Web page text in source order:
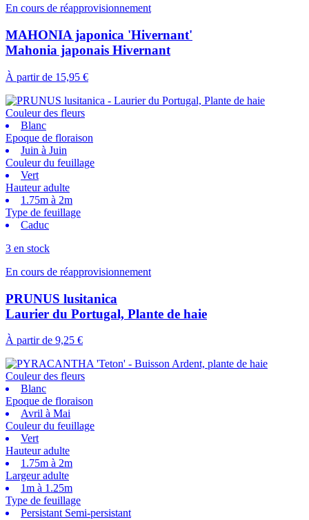
En cours de réapprovisionnement
MAHONIA japonica 'Hivernant'
Mahonia japonais Hivernant
À partir de 15,95 €
Couleur des fleurs
Blanc
Epoque de floraison
Juin à Juin
Couleur du feuillage
Vert
Hauteur adulte
1.75m à 2m
Type de feuillage
Caduc
3 en stock
En cours de réapprovisionnement
PRUNUS lusitanica
Laurier du Portugal, Plante de haie
À partir de 9,25 €
Couleur des fleurs
Blanc
Epoque de floraison
Avril à Mai
Couleur du feuillage
Vert
Hauteur adulte
1.75m à 2m
Largeur adulte
1m à 1.25m
Type de feuillage
Persistant Semi-persistant